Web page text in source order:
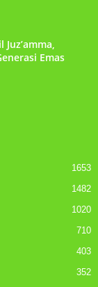
Emas
1653
1482
1020
710
403
352